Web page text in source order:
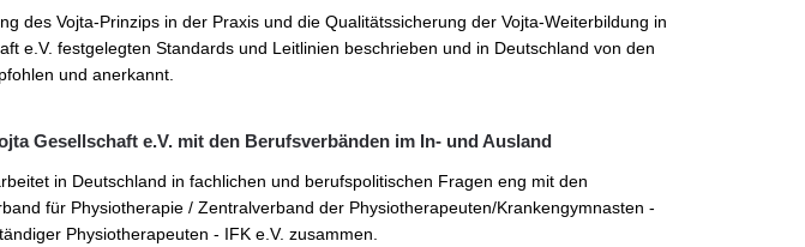
des Vojta-Prinzips in der Praxis und die Qualitätssicherung der Vojta-Weiterbildung in
e.V. festgelegten Standards und Leitlinien beschrieben und in Deutschland von den
und anerkannt.
Gesellschaft e.V. mit den Berufsverbänden im In- und Ausland
in Deutschland in fachlichen und berufspolitischen Fragen eng mit den
für Physiotherapie / Zentralverband der Physiotherapeuten/Krankengymnasten -
Physiotherapeuten - IFK e.V. zusammen.